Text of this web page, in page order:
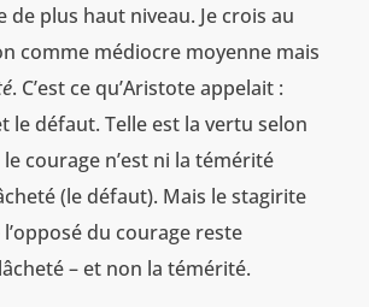
de plus haut niveau. Je crois au
comme médiocre moyenne mais
. C’est ce qu’Aristote appelait :
le défaut. Telle est la vertu selon
courage n’est ni la témérité
(le défaut). Mais le stagirite
du courage reste
– et non la témérité.